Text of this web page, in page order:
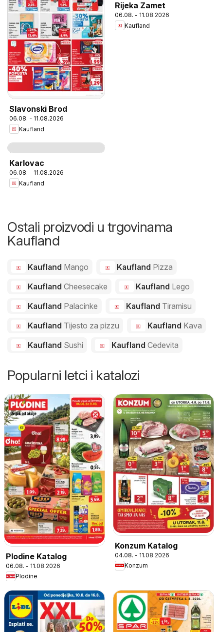
Slavonski Brod
06.08. - 11.08.2026
Kaufland
Rijeka Zamet
06.08. - 11.08.2026
Kaufland
Karlovac
06.08. - 11.08.2026
Kaufland
Ostali proizvodi u trgovinama
Kaufland
Kaufland Mango Kaufland Pizza
Kaufland Cheesecake Kaufland Lego
Kaufland Palacinke Kaufland Tiramisu
Kaufland Tijesto za pizzu Kaufland Kava
Kaufland Sushi Kaufland Cedevita
Popularni letci i katalozi
Plodine Katalog
06.08. - 11.08.2026
Plodine
Konzum Katalog
04.08. - 11.08.2026
Konzum